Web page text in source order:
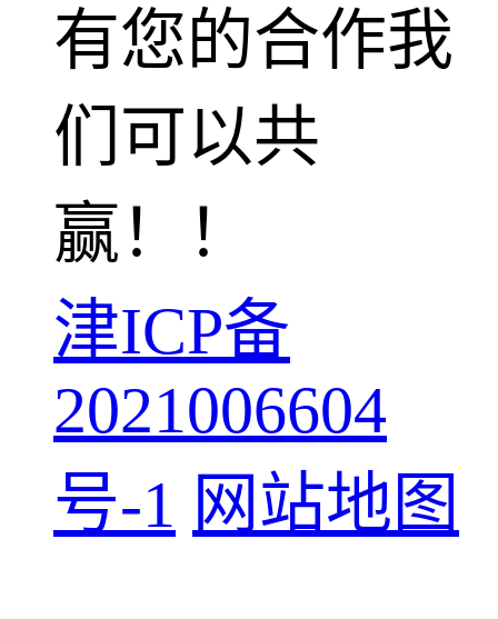
有您的合作我
们可以共
赢！！
津ICP备
2021006604
号-1 网站地图